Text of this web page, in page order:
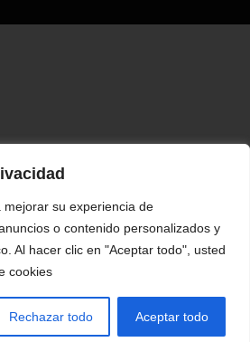
mejorar su experiencia de
o contenido personalizados y
Al hacer clic en "Aceptar todo", usted
cookies
Rechazar todo Aceptar todo